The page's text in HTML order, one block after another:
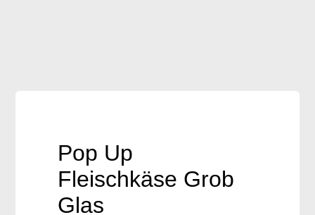
Pop Up
Fleischkäse Grob
Glas